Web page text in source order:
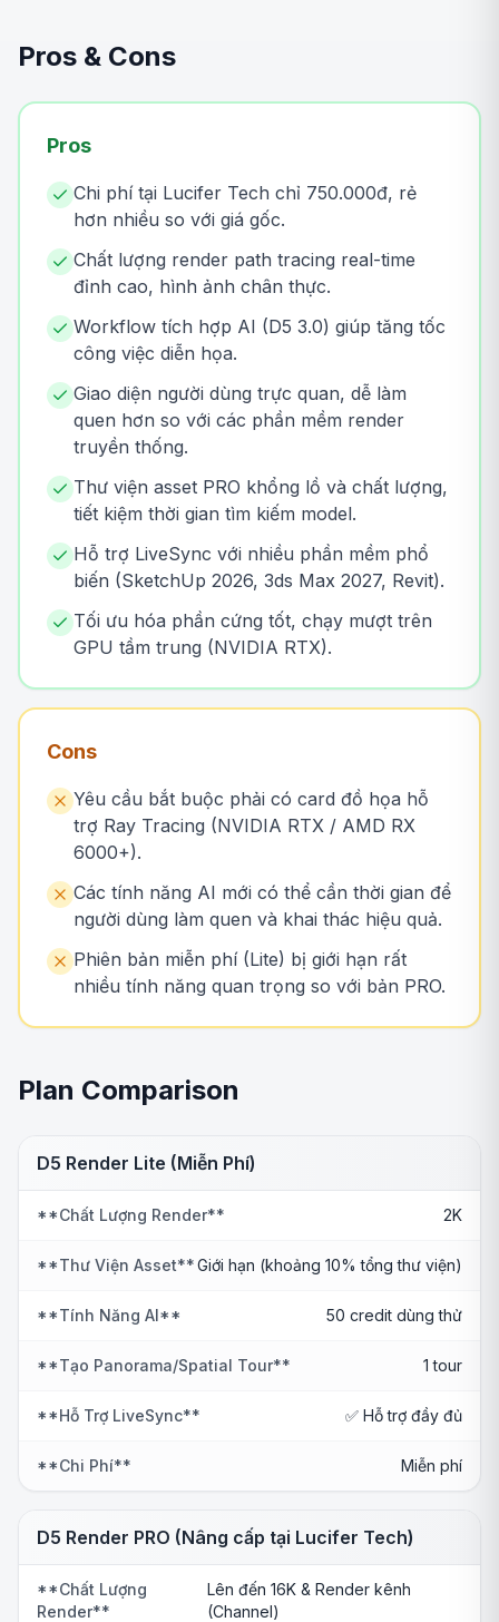
Pros & Cons
Pros
Chi phí tại Lucifer Tech chỉ 750.000đ, rẻ
hơn nhiều so với giá gốc.
Chất lượng render path tracing real-time
đỉnh cao, hình ảnh chân thực.
Workflow tích hợp AI (D5 3.0) giúp tăng tốc
công việc diễn họa.
Giao diện người dùng trực quan, dễ làm
quen hơn so với các phần mềm render
truyền thống.
Thư viện asset PRO khổng lồ và chất lượng,
tiết kiệm thời gian tìm kiếm model.
Hỗ trợ LiveSync với nhiều phần mềm phổ
biến (SketchUp 2026, 3ds Max 2027, Revit).
Tối ưu hóa phần cứng tốt, chạy mượt trên
GPU tầm trung (NVIDIA RTX).
Cons
Yêu cầu bắt buộc phải có card đồ họa hỗ
trợ Ray Tracing (NVIDIA RTX / AMD RX
6000+).
Các tính năng AI mới có thể cần thời gian để
người dùng làm quen và khai thác hiệu quả.
Phiên bản miễn phí (Lite) bị giới hạn rất
nhiều tính năng quan trọng so với bản PRO.
Plan Comparison
D5 Render Lite (Miễn Phí)
**Chất Lượng Render** 2K
**Thư Viện Asset**Giới hạn (khoảng 10% tổng thư viện)
**Tính Năng AI** 50 credit dùng thử
**Tạo Panorama/Spatial Tour** 1 tour
**Hỗ Trợ LiveSync** ✅ Hỗ trợ đầy đủ
**Chi Phí** Miễn phí
D5 Render PRO (Nâng cấp tại Lucifer Tech)
**Chất Lượng
Render**
Lên đến 16K & Render kênh
(Channel)